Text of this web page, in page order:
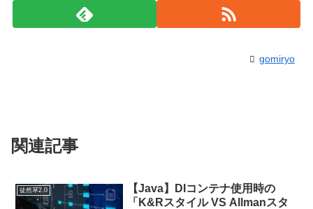
gomiryo
関連記事
徒然草2.0
【Java】DIコンテナ使用時の
「K&Rスタイル VS Allmanスタ